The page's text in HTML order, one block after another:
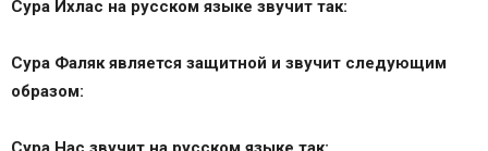
Сура Ихлас на русском языке звучит так:
Сура Фаляк является защитной и звучит следующим
образом: